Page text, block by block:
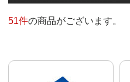
51件の商品がございます。